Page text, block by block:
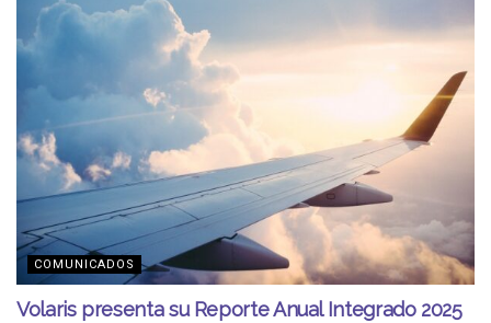
COMUNICADOS
Volaris presenta su Reporte Anual Integrado 2025